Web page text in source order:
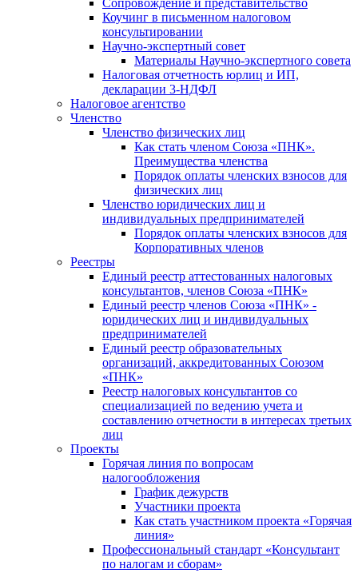
Cопровождение и представительство
Коучинг в письменном налоговом
консультировании
Научно-экспертный совет
Материалы Научно-экспертного совета
Налоговая отчетность юрлиц и ИП,
декларации 3-НДФЛ
Налоговое агентство
Членство
Членство физических лиц
Как стать членом Союза «ПНК».
Преимущества членства
Порядок оплаты членских взносов для
физических лиц
Членство юридических лиц и
индивидуальных предпринимателей
Порядок оплаты членских взносов для
Корпоративных членов
Реестры
Единый реестр аттестованных налоговых
консультантов, членов Союза «ПНК»
Единый реестр членов Союза «ПНК» -
юридических лиц и индивидуальных
предпринимателей
Единый реестр образовательных
организаций, аккредитованных Союзом
«ПНК»
Реестр налоговых консультантов со
специализацией по ведению учета и
составлению отчетности в интересах третьих
лиц
Проекты
Горячая линия по вопросам
налогообложения
График дежурств
Участники проекта
Как стать участником проекта «Горячая
линия»
Профессиональный стандарт «Консультант
по налогам и сборам»